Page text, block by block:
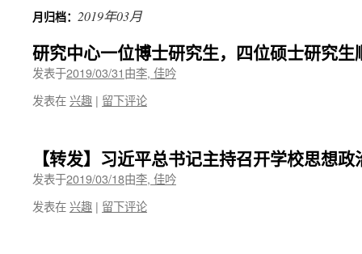
文月归档： 2019年03月
研究中心一位博士研究生，四位硕士研究生
发表于2019/03/31由李, 佳吟
发表在兴趣 | 留下评论
【转发】习近平总书记主持召开学校思想
发表于2019/03/18由李, 佳吟
发表在兴趣 | 留下评论